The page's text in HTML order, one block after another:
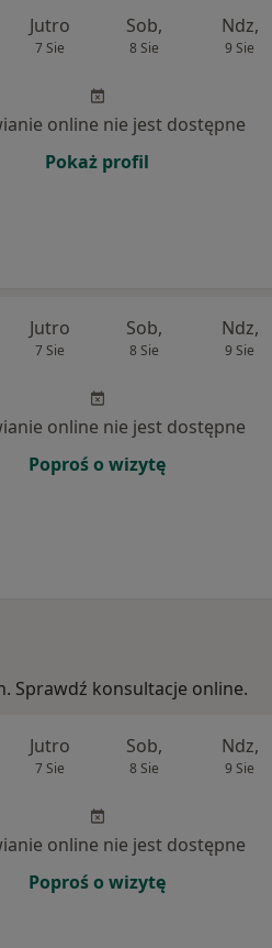
Jutro
7 Sie
Sob,
8 Sie
Ndz,
9 Sie
online nie jest dostępne
Pokaż profil
Jutro
7 Sie
Sob,
8 Sie
Ndz,
9 Sie
online nie jest dostępne
Poproś o wizytę
Sprawdź konsultacje online.
Jutro
7 Sie
Sob,
8 Sie
Ndz,
9 Sie
online nie jest dostępne
Poproś o wizytę